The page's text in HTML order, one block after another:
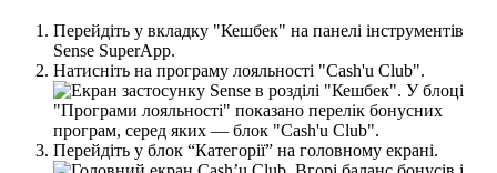
Перейдіть у вкладку "Кешбек" на панелі інструментів
Sense SuperApp.
Натисніть на програму лояльності "Cash'u Club".
Перейдіть у блок “Категорії” на головному екрані.